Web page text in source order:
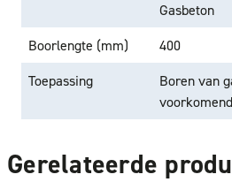
Gasbeton
Boorlengte (mm)
400
Toepassing
Boren van
Gerelateerde